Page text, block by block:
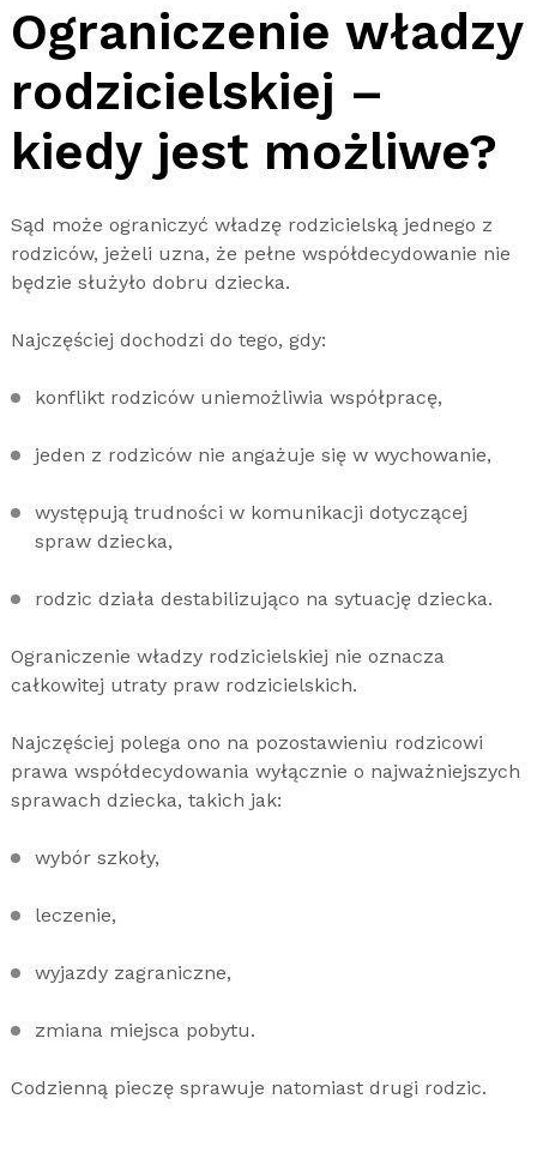
Ograniczenie władzy
rodzicielskiej –
kiedy jest możliwe?
Sąd może ograniczyć władzę rodzicielską jednego z
rodziców, jeżeli uzna, że pełne współdecydowanie nie
będzie służyło dobru dziecka.
Najczęściej dochodzi do tego, gdy:
konflikt rodziców uniemożliwia współpracę,
jeden z rodziców nie angażuje się w wychowanie,
występują trudności w komunikacji dotyczącej
spraw dziecka,
rodzic działa destabilizująco na sytuację dziecka.
Ograniczenie władzy rodzicielskiej nie oznacza
całkowitej utraty praw rodzicielskich.
Najczęściej polega ono na pozostawieniu rodzicowi
prawa współdecydowania wyłącznie o najważniejszych
sprawach dziecka, takich jak:
wybór szkoły,
leczenie,
wyjazdy zagraniczne,
zmiana miejsca pobytu.
Codzienną pieczę sprawuje natomiast drugi rodzic.